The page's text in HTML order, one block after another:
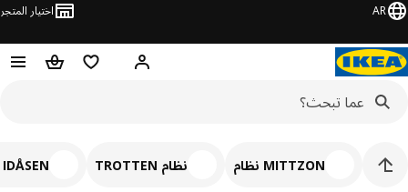
AR اختيار المتجر
مرحباً! تسجيل الدخول أو
قائمة التسوقسلة التسوق
MITTZON نظام نظام TROTTEN IDÅSEN نظام